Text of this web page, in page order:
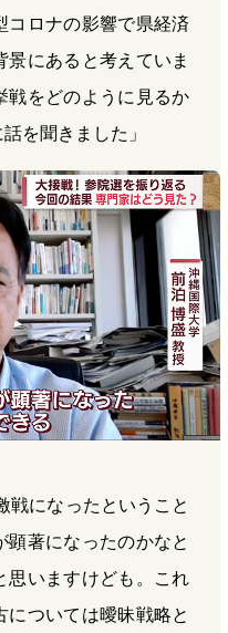
コロナの影響で県経済
にあると考えていま
戦をどのように見るか
を聞きました」
戦になったということ
著になったのかなと
思いますけども。これ
については曖昧戦略と